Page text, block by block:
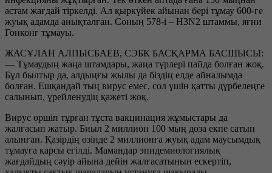
астам жағдай тіркелді. Ал қыркүйек айынан бері тұмау 600-ге
жуық адамда анықталған. Соның 578-і – Н3N2 штаммы, яғни
Гонконг тұмауы.
ЖАСҰЛАН АЛПЫСБАЕВ, СЭБК БАСҚАРМА БАСШЫСЫ:
— Тұмаудың жаңа штамдары, жаңа түрлері пайда болған жоқ.
Бұл былтыр да, алдыңғы жылы да біздің елде айналымда
болған. Ешқандай тың вирус емес, сол үшін қатты дүрбелеңге
салынып, үрейленудің қажеті жоқ.
Вирус өршіп тұрған тұста вакцинация жұмыстары да
жалғасып жатыр. Биыл 2 миллион 100 мың доза екпе сатып
алынған. Қазірдің өзінде 2 миллионға жуық адам маусымдық
тұмауға қарсы егілді. Мамандар эпидемиологиялық
жағдайдың сәуір айына дейін жалғасатынын ескертіп,